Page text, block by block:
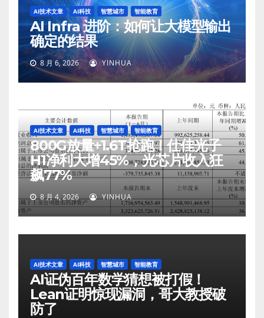
AI技术文章 AI科技 智慧城市 智能教育
AI Infra 进阶：如何让大模型输出
确定的结果
8 月 6, 2026 YINHUA
AI技术文章 AI科技 智慧城市 智能教育
800G放量+1.6T抢跑！仕佳光子
H1净利大增45%，光芯片收入狂
飙77%
8 月 4, 2026 YINHUA
AI技术文章 AI科技 智慧城市 智能教育
AI证伪百年数学猜想被打假！
Lean证明惊现漏洞，哥大教授破
防了